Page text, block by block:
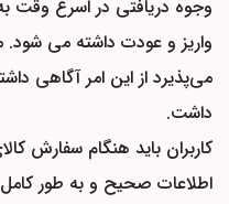
وجوه دریافتی در اسرع
واریز و عودت داشته می
می‌پذیرد از این امر آگاهی
داشت.
کاربران باید هنگام سفارش
اطلاعات صحیح و به طور